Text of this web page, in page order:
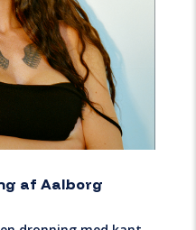
af Aalborg